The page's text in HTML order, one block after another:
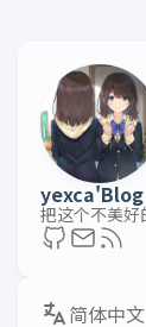
yexca'Blog
把这个不美好